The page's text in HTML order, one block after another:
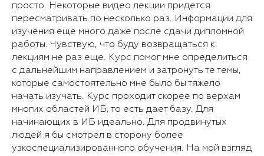
просто. Некоторые видео лекции придется
пересматривать по несколько раз. Информации для
изучения еще много даже после сдачи дипломной
работы. Чувствую, что буду возвращаться к
лекциям не раз еще. Курс помог мне определиться
с дальнейшим направлением и затронуть те темы,
которые самостоятельно мне было бы тяжело
начать изучать. Курс проходит скорее по верхам
многих областей ИБ, то есть дает базу. Для
начинающих в ИБ идеально. Для продвинутых
людей я бы смотрел в сторону более
узкоспециализированного обучения. На мой взгляд